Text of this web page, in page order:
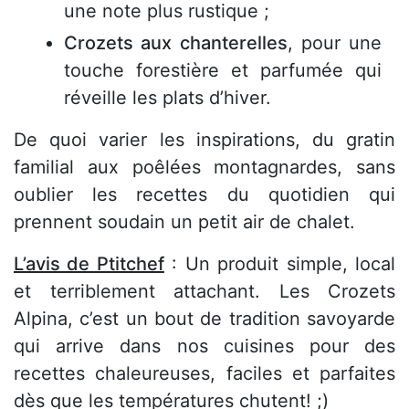
une note plus rustique ;
Crozets aux chanterelles, pour une
touche forestière et parfumée qui
réveille les plats d’hiver.
De quoi varier les inspirations, du gratin
familial aux poêlées montagnardes, sans
oublier les recettes du quotidien qui
prennent soudain un petit air de chalet.
L’avis de Ptitchef: Un produit simple, local
et terriblement attachant. Les Crozets
Alpina, c’est un bout de tradition savoyarde
qui arrive dans nos cuisines pour des
recettes chaleureuses, faciles et parfaites
dès que les températures chutent! ;)